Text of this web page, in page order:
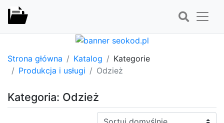
Strona główna Katalog
Kategorie
Produkcja i usługi
Odzież
Kategoria: Odzież
Sortuj: